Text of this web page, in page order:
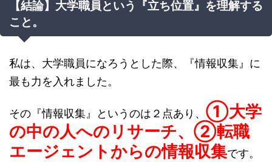
【結論】大学職員という『立ち位置』を理解する
こと。
私は、大学職員になろうとした際、『情報収集』に
最も力を入れました。
その『情報収集』というのは２点あり、 ①大学
の中の人へのリサーチ、②転職
エージェントからの情報収集です。